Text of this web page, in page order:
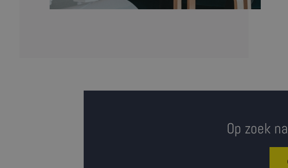
Op zoek